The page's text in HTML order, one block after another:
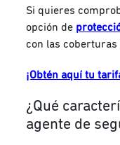
Si quieres
opción de
con las coberturas
¡Obtén aquí tu
¿Qué
agente de